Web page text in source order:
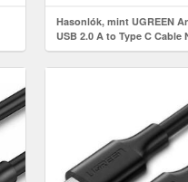
Hasonlók, mint UGREEN
USB 2.0 A to Type C Cable
Plating Aluminum Shell